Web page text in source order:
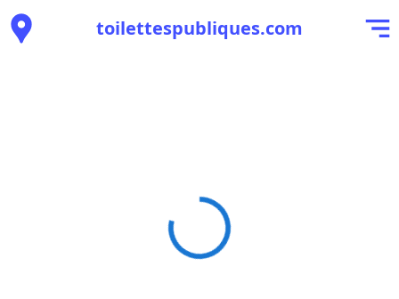
toilettespubliques.com